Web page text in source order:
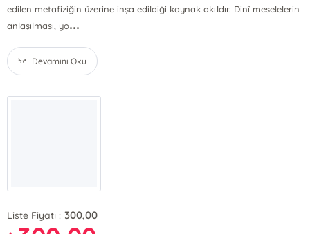
edilen metafiziğin üzerine inşa edildiği kaynak akıldır. Dinî meselelerin
anlaşılması, yo...
Devamını Oku
Liste Fiyatı : 300,00